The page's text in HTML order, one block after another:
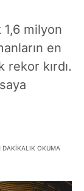
1,6 milyon
en
kırdı.
DAKIKALIK OKUMA